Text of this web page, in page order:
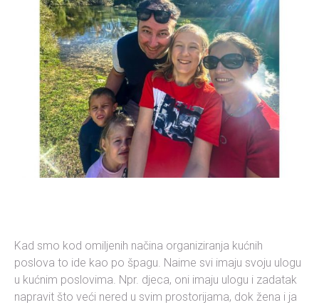
Kad smo kod omiljenih načina organiziranja kućnih
poslova to ide kao po špagu. Naime svi imaju svoju ulogu
u kućnim poslovima. Npr. djeca, oni imaju ulogu i zadatak
napravit što veći nered u svim prostorijama, dok žena i ja